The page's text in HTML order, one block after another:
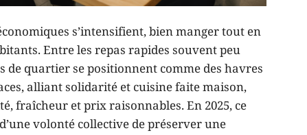
s’intensifient, bien manger tout en
Entre les repas rapides souvent peu
quartier se positionnent comme des havres
alliant solidarité et cuisine faite maison,
fraîcheur et prix raisonnables. En 2025, ce
volonté collective de préserver une